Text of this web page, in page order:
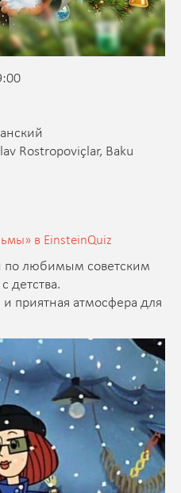
Rostropoviçlar, Baku
в EinsteinQuiz
по любимым советским
детства.
приятная атмосфера для